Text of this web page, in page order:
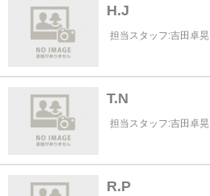
H.J
担当スタッフ:吉田卓晃
T.N
担当スタッフ:吉田卓晃
R.P